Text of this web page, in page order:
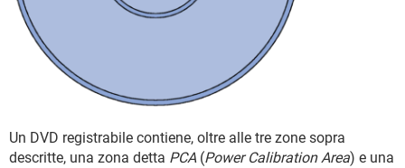
Un DVD registrabile contiene, oltre alle tre zone sopra
descritte, una zona detta PCA(Power Calibration Area) e una